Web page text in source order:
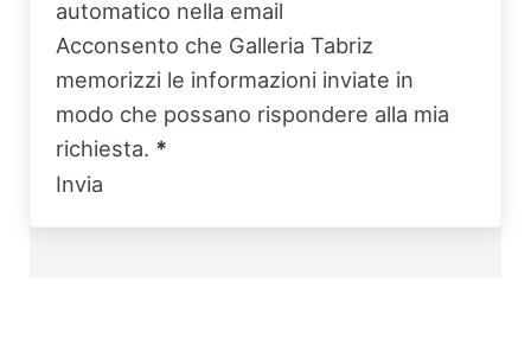
automatico nella email
Acconsento che Galleria Tabriz
memorizzi le informazioni inviate in
modo che possano rispondere alla mia
richiesta. *
Invia